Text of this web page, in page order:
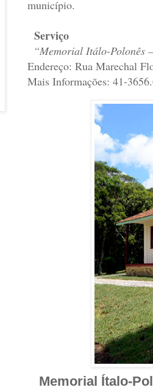
município.
Serviço
“Memorial Itálo-Polonês
Endereço: Rua Marechal
Mais Informações: 41-
Memorial Ítalo-